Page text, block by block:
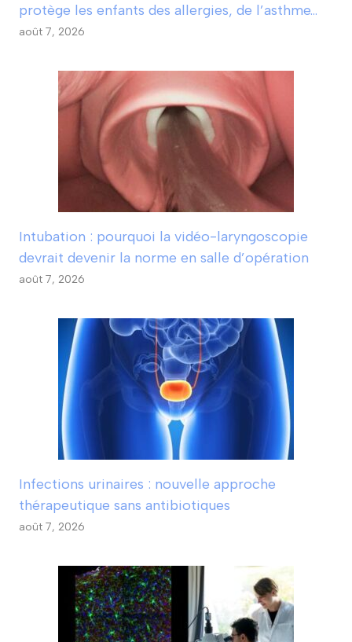
protège les enfants des allergies, de l’asthme…
août 7, 2026
Intubation : pourquoi la vidéo-laryngoscopie
devrait devenir la norme en salle d’opération
août 7, 2026
Infections urinaires : nouvelle approche
thérapeutique sans antibiotiques
août 7, 2026